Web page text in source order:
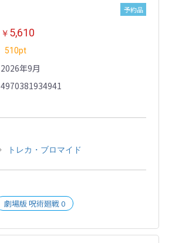
予約品
￥ 5,610
510pt
2026年9月
4970381934941
トレカ・ブロマイド
劇場版 呪術廻戦 0